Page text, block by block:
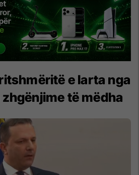
e larta nga
të mëdha